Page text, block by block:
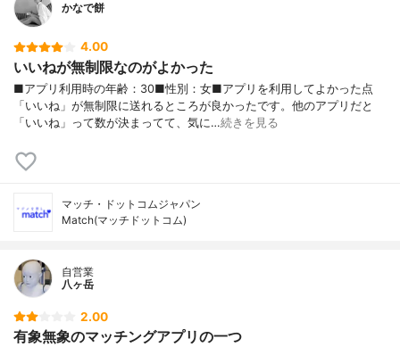
かなで餅
4.00
いいねが無制限なのがよかった
■アプリ利用時の年齢：30■性別：女■アプリを利用してよかった点
「いいね」が無制限に送れるところが良かったです。他のアプリだと
「いいね」って数が決まってて、気に…続きを見る
マッチ・ドットコムジャパン
Match(マッチドットコム)
自営業
八ヶ岳
2.00
有象無象のマッチングアプリの一つ